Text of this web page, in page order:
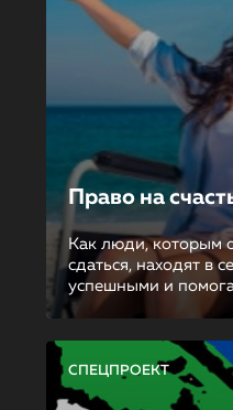
Право на
Как люди, которым
сдаться, находят в
успешными и
СПЕЦПРОЕКТ